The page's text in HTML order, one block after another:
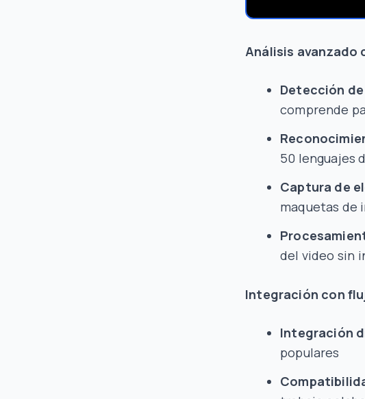
Análisis avanzado
Detección
comprende
50 lenguajes
Captura de
maquetas de
del video sin
Integración con
Integración
populares